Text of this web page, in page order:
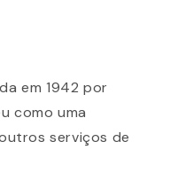
em 1942 por
como uma
serviços de